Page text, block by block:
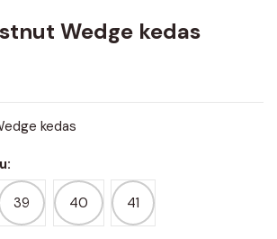
Wedge kedas
kedas
39 40 41